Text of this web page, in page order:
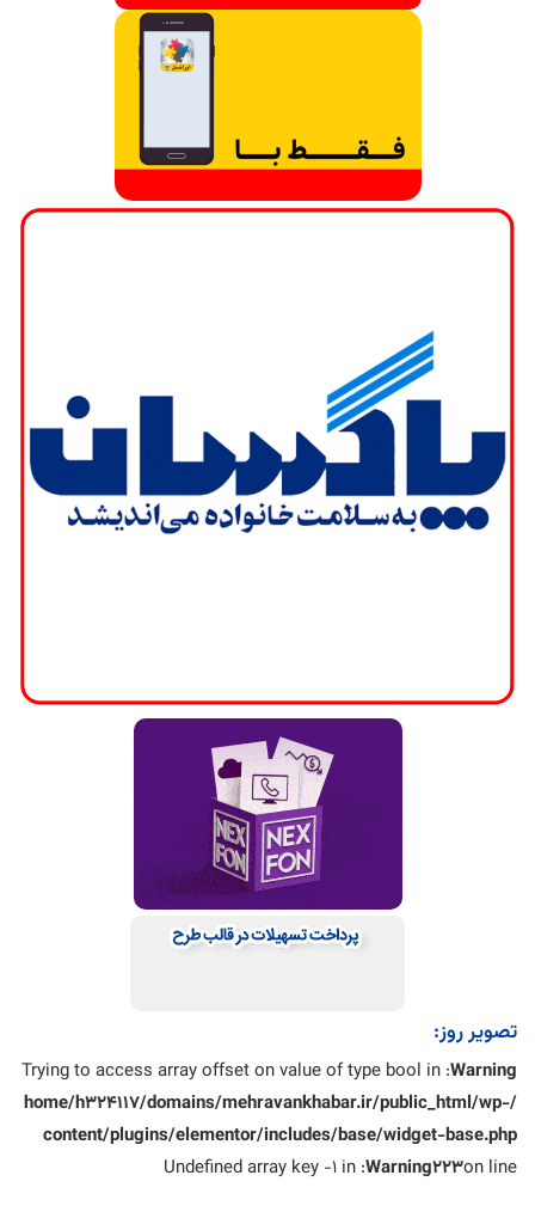
تصویر روز:
Warning
: Trying to access array offset on value of type bool in
/home/h324117/domains/mehravankhabar.ir/public_html/wp-
content/plugins/elementor/includes/base/widget-base.php
on line
223
Warning
: Undefined array key -1 in